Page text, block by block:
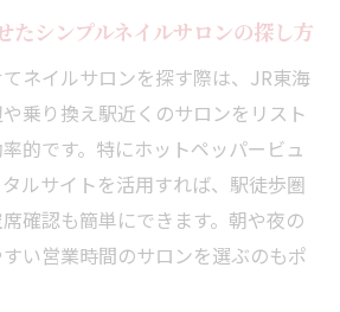
たシンプルネイルサロンの探し方
ネイルサロンを探す際は、JR東海
乗り換え駅近くのサロンをリスト
的です。特にホットペッパービュ
ルサイトを活用すれば、駅徒歩圏
確認も簡単にできます。朝や夜の
い営業時間のサロンを選ぶのもポ